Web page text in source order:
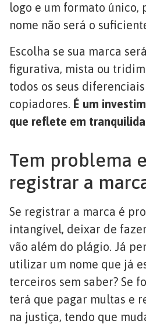
logo e um formato único,
nome não será o
Escolha se sua marca
figurativa, mista ou
todos os seus
copiadores. É um
que reflete em
Tem problema
registrar a
Se registrar a marca é
intangível, deixar de
vão além do plágio. Já
utilizar um nome que já
terceiros sem saber? Se
terá que pagar multas e
na justiça, tendo que